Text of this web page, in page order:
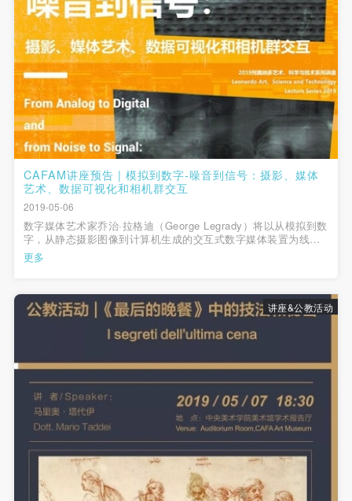
CAFAM讲座预告 | 模拟到数字-噪音到信号：摄影、媒体
艺术、数据可视化和相机群交互
2019-05-06
数字媒体艺术家乔治·拉格迪（George Legrady）将以从模拟到数
字，从静态摄影图像到计算机生成的交互式数字媒体装置为线
索，展示他至今所完成的作品。
更多
讲座&公教活动
验证码
登录
可使用雅昌艺术网会员账户登录
（1）、拍摄内容 乙方拍摄的带有甲方肖像的作品内
容包括：①中央美术学院美术馆②中央美术学院校园
内○3由中央美术学院公共教育部策划或执行的一切活
动。
（2）、使用形式 用于中央美术学院图书出版、销售
附带光盘及宣传资料。
（3）、使用地域范围
适用地域范围包括国内和国外。
使用肖像的媒介限于不损害甲方肖像权的任何媒介
（如杂志、网络等）。
三、肖像权使用期限
永久使用。
带有甲方肖像作品的拍摄费用由乙方承担。
乙方于拍摄完带有甲方肖像的作品无需支付甲方任何
附则
（1）、本协议未尽事宜，经双方友好协商后可作为
本协议的补充协议，并不得违反相关法律法规规定。
（2）、本协议自甲乙双方签字（盖章）、勾选之日
起生效。
（3）、本协议包括纸质档和电子档，纸质档—式二
份，甲乙双方各执一份，均具有同等法律效力。
（1）、拍摄内容 乙方拍摄的带有甲方肖像的作品内
容包括：①中央美术学院美术馆②中央美术学院校园
内○3由中央美术学院公共教育部策划或执行的一切活
动。
（2）、使用形式 用于中央美术学院图书出版、销售
附带光盘及宣传资料。
（3）、使用地域范围
适用地域范围包括国内和国外。
使用肖像的媒介限于不损害甲方肖像权的任何媒介
（如杂志、网络等）。
三、肖像权使用期限
永久使用。
带有甲方肖像作品的拍摄费用由乙方承担。
乙方于拍摄完带有甲方肖像的作品无需支付甲方任何
附则
（1）、本协议未尽事宜，经双方友好协商后可作为
本协议的补充协议，并不得违反相关法律法规规定。
（2）、本协议自甲乙双方签字（盖章）、勾选之日
起生效。
（3）、本协议包括纸质档和电子档，纸质档—式二
份，甲乙双方各执一份，均具有同等法律效力。
（1）、拍摄内容 乙方拍摄的带有甲方肖像的作品内
容包括：①中央美术学院美术馆②中央美术学院校园
内○3由中央美术学院公共教育部策划或执行的一切活
动。
（2）、使用形式 用于中央美术学院图书出版、销售
附带光盘及宣传资料。
（3）、使用地域范围
适用地域范围包括国内和国外。
使用肖像的媒介限于不损害甲方肖像权的任何媒介
（如杂志、网络等）。
三、肖像权使用期限
永久使用。
带有甲方肖像作品的拍摄费用由乙方承担。
乙方于拍摄完带有甲方肖像的作品无需支付甲方任何
附则
（1）、本协议未尽事宜，经双方友好协商后可作为
本协议的补充协议，并不得违反相关法律法规规定。
（2）、本协议自甲乙双方签字（盖章）、勾选之日
起生效。
（3）、本协议包括纸质档和电子档，纸质档—式二
份，甲乙双方各执一份，均具有同等法律效力。